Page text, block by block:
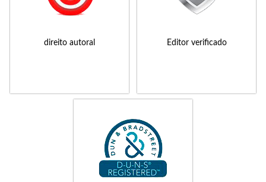
direito autoral Editor verificado